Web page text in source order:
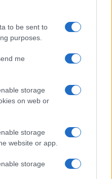
to be sent to
purposes.
me
storage
on web or
storage
website or app.
storage
e Arowa segna un
per la comunità
oggi l’ultimo saluto
Roccella: “Per
nella mano”